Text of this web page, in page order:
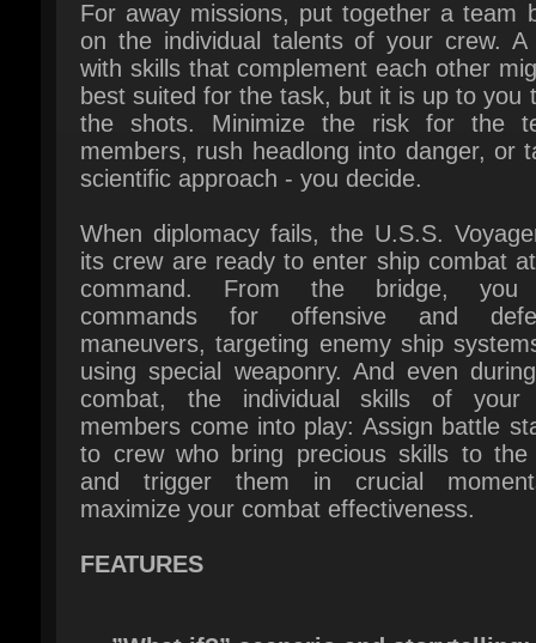
the shots. Minimize the risk for the
members, rush headlong into danger, or
scientific approach - you decide.
When diplomacy fails, the U.S.S.
its crew are ready to enter ship combat at
command. From the bridge, you
commands for offensive and
maneuvers, targeting enemy ship
using special weaponry. And even during
combat, the individual skills of your
members come into play: Assign battle
to crew who bring precious skills to the
and trigger them in crucial
maximize your combat effectiveness.
FEATURES
ultimate platform to play out your course